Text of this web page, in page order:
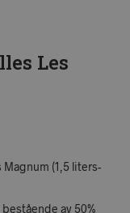
Les
Magnum (1,5 liters-
av 50%